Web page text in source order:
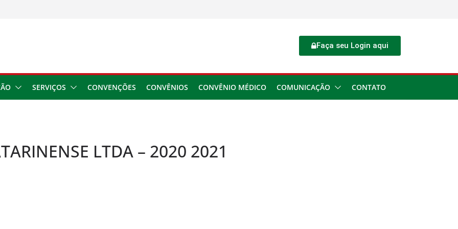
danos à saúde do
Faça seu Login aqui
SERVIÇOS CONVENÇÕES CONVÊNIOS CONVÊNIO MÉDICO COMUNICAÇÃO CONTATO
LTDA – 2020 2021